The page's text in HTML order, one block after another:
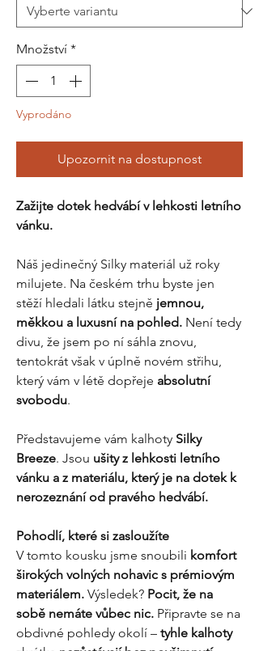
Množství *
Vyprodáno
Upozornit na dostupnost
Zažijte dotek hedvábí v lehkosti letního
vánku.
Náš jedinečný Silky materiál už roky
milujete. Na českém trhu byste jen
stěží hledali látku stejně jemnou,
měkkou a luxusní na pohled. Není tedy
divu, že jsem po ní sáhla znovu,
tentokrát však v úplně novém střihu,
který vám v létě dopřeje absolutní
svobodu.
Představujeme vám kalhoty Silky
Breeze. Jsou ušity z lehkosti letního
vánku a z materiálu, který je na dotek k
nerozeznání od pravého hedvábí.
Pohodlí, které si zasloužíte
V tomto kousku jsme snoubili komfort
širokých volných nohavic s prémiovým
materiálem. Výsledek? Pocit, že na
sobě nemáte vůbec nic. Připravte se na
obdivné pohledy okolí – tyhle kalhoty